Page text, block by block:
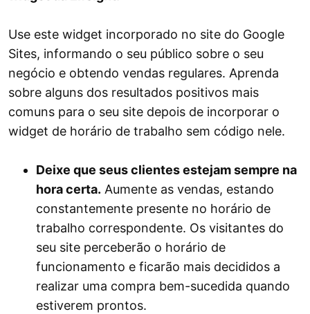
Use este widget incorporado no site do Google
Sites, informando o seu público sobre o seu
negócio e obtendo vendas regulares. Aprenda
sobre alguns dos resultados positivos mais
comuns para o seu site depois de incorporar o
widget de horário de trabalho sem código nele.
Deixe que seus clientes estejam sempre na
hora certa. Aumente as vendas, estando
constantemente presente no horário de
trabalho correspondente. Os visitantes do
seu site perceberão o horário de
funcionamento e ficarão mais decididos a
realizar uma compra bem-sucedida quando
estiverem prontos.